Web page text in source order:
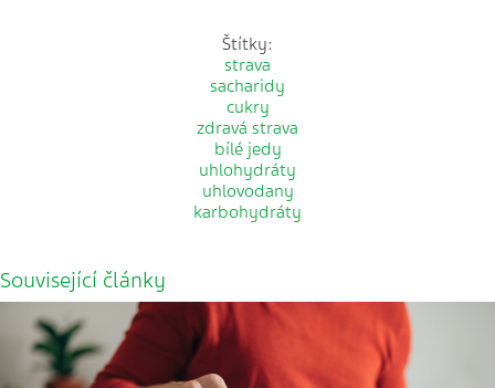
Štítky:
strava
sacharidy
cukry
zdravá strava
bílé jedy
uhlohydráty
uhlovodany
karbohydráty
Související články